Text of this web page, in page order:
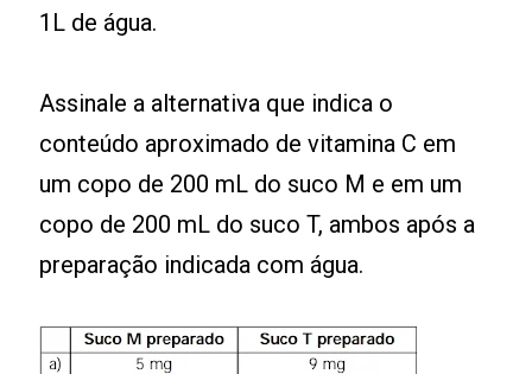
1L de água.
Assinale a alternativa que indica o
conteúdo aproximado de vitamina C em
um copo de 200 mL do suco M e em um
copo de 200 mL do suco T, ambos após a
preparação indicada com água.